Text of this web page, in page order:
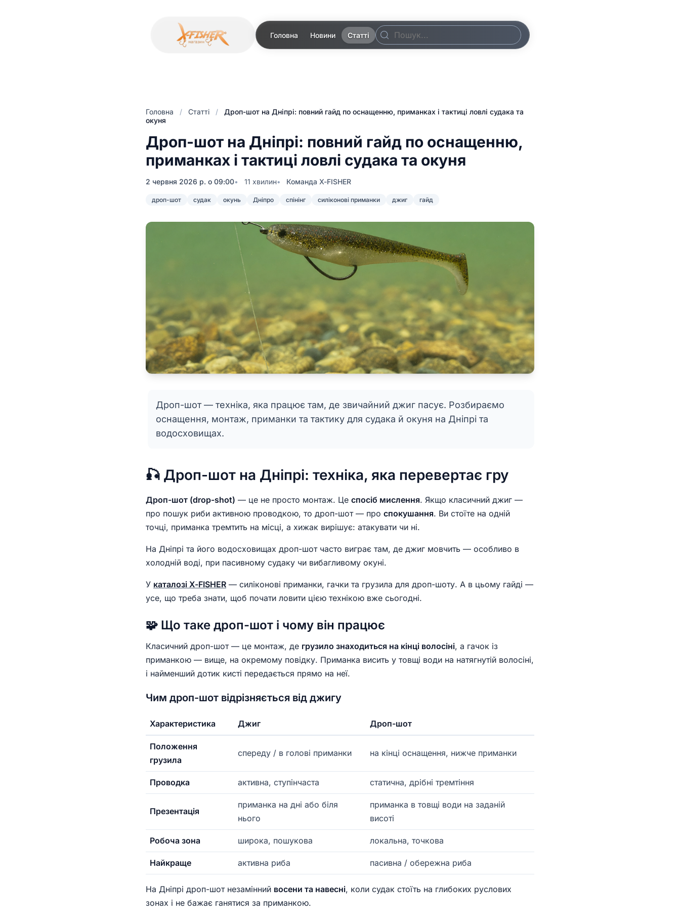
Головна Новини Статті
Головна / Статті /
Дроп-шот на Дніпрі: повний гайд по оснащенню, приманках і тактиці ловлі судака та
окуня
Дроп-шот на Дніпрі: повний гайд по оснащенню,
приманках і тактиці ловлі судака та окуня
2 червня 2026 р. о 09:00 11 хвилин Команда X-FISHER
дроп-шот судак окунь Дніпро спінінг силіконові приманки джиг гайд
Дроп-шот — техніка, яка працює там, де звичайний джиг пасує. Розбираємо
оснащення, монтаж, приманки та тактику для судака й окуня на Дніпрі та
водосховищах.
🎣 Дроп-шот на Дніпрі: техніка, яка перевертає гру
Дроп-шот (drop-shot) — це не просто монтаж. Це спосіб мислення. Якщо класичний джиг —
про пошук риби активною проводкою, то дроп-шот — про спокушання. Ви стоїте на одній
точці, приманка тремтить на місці, а хижак вирішує: атакувати чи ні.
На Дніпрі та його водосховищах дроп-шот часто виграє там, де джиг мовчить — особливо в
холодній воді, при пасивному судаку чи вибагливому окуні.
У каталозі X-FISHER — силіконові приманки, гачки та грузила для дроп-шоту. А в цьому гайді —
усе, що треба знати, щоб почати ловити цією технікою вже сьогодні.
🧩 Що таке дроп-шот і чому він працює
Класичний дроп-шот — це монтаж, де грузило знаходиться на кінці волосіні, а гачок із
приманкою — вище, на окремому повідку. Приманка висить у товщі води на натягнутій волосіні,
і найменший дотик кисті передається прямо на неї.
Чим дроп-шот відрізняється від джигу
Характеристика Джиг Дроп-шот
Положення
грузила
спереду / в голові приманки на кінці оснащення, нижче приманки
Проводка активна, ступінчаста статична, дрібні тремтіння
Презентація
приманка на дні або біля
нього
приманка в товщі води на заданій
висоті
Робоча зона широка, пошукова локальна, точкова
Найкраще активна риба пасивна / обережна риба
На Дніпрі дроп-шот незамінний восени та навесні, коли судак стоїть на глибоких руслових
зонах і не бажає ганятися за приманкою.